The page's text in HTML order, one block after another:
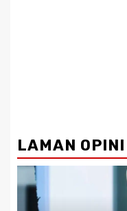
LAMAN OPINI